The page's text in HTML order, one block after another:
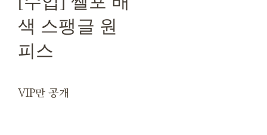
색 스팽글 원
피스
VIP만 공개